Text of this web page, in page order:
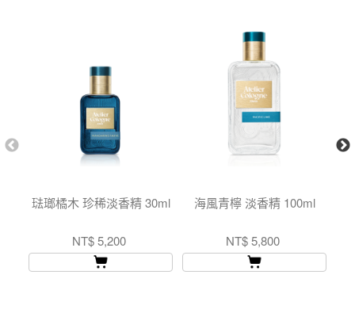
琺瑯橘木 珍稀淡香精 30ml
NT$ 5,200
海風青檸 淡香精 100ml
NT$ 5,800